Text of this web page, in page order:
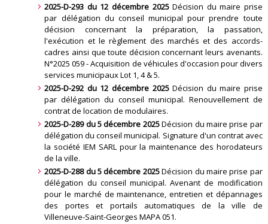
2025-D-293 du 12 décembre 2025Décision du maire prise
par délégation du conseil municipal pour prendre toute
décision concernant la préparation, la passation,
l'exécution et le règlement des marchés et des accords-
cadres ainsi que toute décision concernant leurs avenants.
N°2025 059 - Acquisition de véhicules d'occasion pour divers
services municipaux Lot 1, 4 & 5.
2025-D-292 du 12 décembre 2025Décision du maire prise
par délégation du conseil municipal. Renouvellement de
contrat de location de modulaires.
2025-D-289 du 5 décembre 2025Décision du maire prise par
délégation du conseil municipal. Signature d'un contrat avec
la société IEM SARL pour la maintenance des horodateurs
de la ville.
2025-D-288 du 5 décembre 2025Décision du maire prise par
délégation du conseil municipal. Avenant de modification
pour le marché de maintenance, entretien et dépannages
des portes et portails automatiques de la ville de
Villeneuve-Saint-Georges MAPA 051.